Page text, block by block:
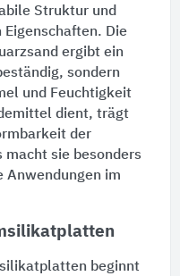
Struktur und
Eigenschaften. Die
ergibt ein
sondern
und Feuchtigkeit
dient, trägt
der
sie besonders
Anwendungen im
beginnt